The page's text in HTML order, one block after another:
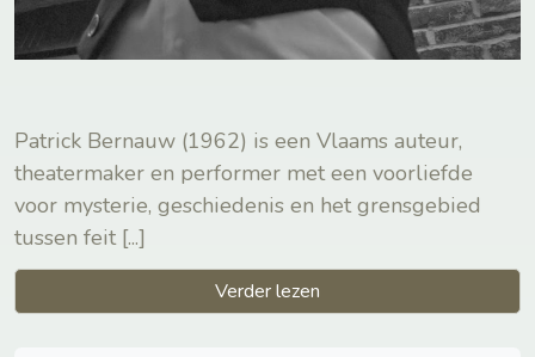
Patrick Bernauw (1962) is een Vlaams auteur,
theatermaker en performer met een voorliefde
voor mysterie, geschiedenis en het grensgebied
tussen feit [...]
Verder lezen